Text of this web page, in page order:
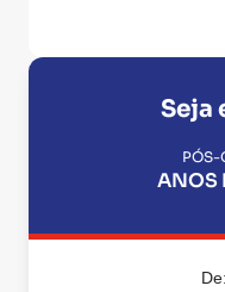
Seja
PÓS-
ANOS